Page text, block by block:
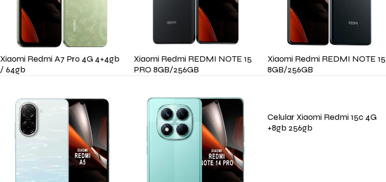
Xiaomi Redmi A7 Pro 4G 4+4gb
/ 64gb
Xiaomi Redmi REDMI NOTE 15
PRO 8GB/256GB
Xiaomi Redmi REDMI NOTE 15
8GB/256GB
Celular Xiaomi Redmi 15c 4G
+8gb 256gb